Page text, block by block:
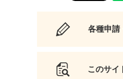
各種申請
このサイ